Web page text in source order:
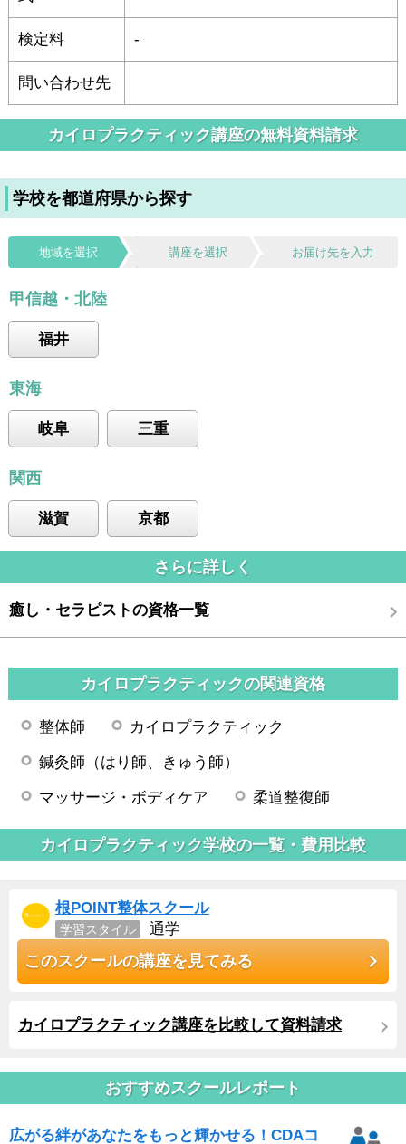
検定料 -
問い合わせ先
カイロプラクティック講座の無料資料請求
学校を都道府県から探す
地域を選択 講座を選択 お届け先を入力
甲信越・北陸
福井
東海
岐阜 三重
関西
滋賀 京都
さらに詳しく
癒し・セラピストの資格一覧
カイロプラクティックの関連資格
整体師 カイロプラクティック
鍼灸師（はり師、きゅう師）
マッサージ・ボディケア 柔道整復師
カイロプラクティック学校の一覧・費用比較
根POINT整体スクール
学習スタイル 通学
このスクールの講座を見てみる
カイロプラクティック講座を比較して資料請求
おすすめスクールレポート
広がる絆があなたをもっと輝かせる！CDAコ